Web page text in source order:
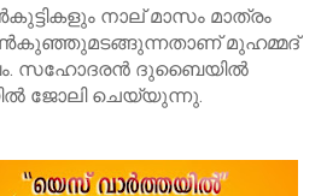
നാല് മാസം മാത്രം
മുഹമ്മദ്
സഹോദരന്‍ ദുബൈയില്‍
ജോലി ചെയ്യുന്നു.